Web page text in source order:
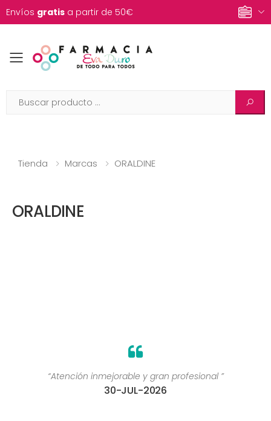
Envíos gratis a partir de 50€
Toggle mobile menu
Tienda Marcas ORALDINE
ORALDINE
“Atención inmejorable y gran profesional ”
30-JUL-2026